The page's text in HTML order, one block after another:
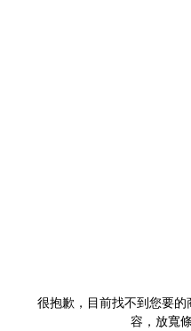
很抱歉，目前找不到您要
容，放寬